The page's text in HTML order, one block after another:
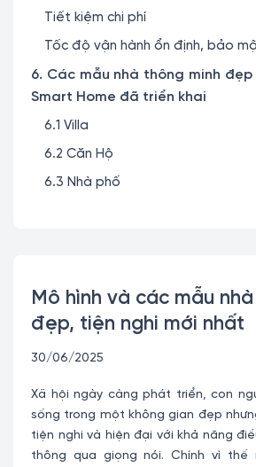
Mô hình và các mẫu
đẹp, tiện nghi mới nhất
30/06/2025
Xã hội ngày càng phát triển, con
sống trong một không gian đẹp
tiện nghi và hiện đại với khả năng
thông qua giọng nói. Chính vì thế
Tiết kiệm chi phí
Tốc độ vận hành ổn định, bảo
6. Các mẫu nhà thông minh đẹp
Smart Home đã triển khai
6.1 Villa
6.2 Căn Hộ
6.3 Nhà phố